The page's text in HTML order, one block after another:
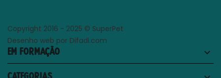
Copyright 2016 - 2025 © SuperPet
Desenho web por Difadi.com
EM FORMAÇÃO keyboard_arrow_down